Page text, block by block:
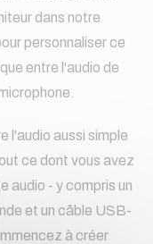
dans notre
personnaliser ce
entre l'audio de
l'audio aussi simple
ce dont vous avez
audio - y compris un
et un câble USB-
à créer